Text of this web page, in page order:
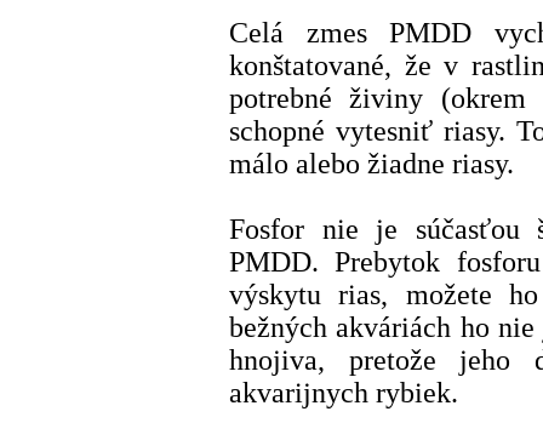
Celá zmes PMDD
konštatované, že v
potrebné živiny
schopné vytesniť riasy.
málo alebo žiadne riasy.
Fosfor nie je súčasťou
PMDD. Prebytok
výskytu rias, možete
bežných akváriách ho
hnojiva, pretože jeho
akvarijnych rybiek.